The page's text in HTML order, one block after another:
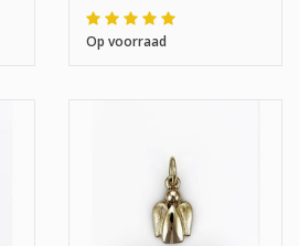
Op voorraad